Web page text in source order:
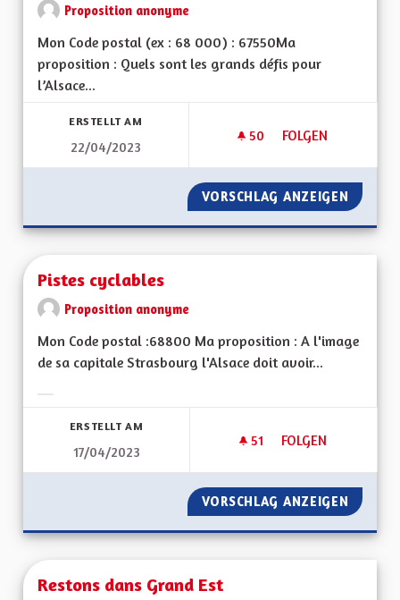
Proposition anonyme
Mon Code postal (ex : 68 000) : 67550Ma
proposition : Quels sont les grands défis pour
l’Alsace...
ERSTELLT AM
22/04/2023
50 50 FOLLOWER
FOLGEN
QUE L'ALSACE
VORSCHLAG ANZEIGEN QUE
Pistes cyclables
Proposition anonyme
Mon Code postal :68800 Ma proposition : A l'image
de sa capitale Strasbourg l'Alsace doit avoir...
ERSTELLT AM
17/04/2023
51 51 FOLLOWER
FOLGEN
PISTES CYCLABLES
VORSCHLAG ANZEIGEN PISTES
Restons dans Grand Est